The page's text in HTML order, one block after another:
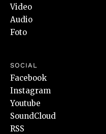
Video
Audio
Foto
SOCIAL
Facebook
Instagram
Youtube
SoundCloud
RSS